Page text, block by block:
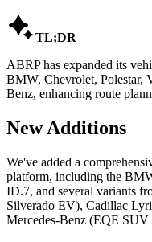
TL;DR
ABRP has expanded its
BMW, Chevrolet, Polestar,
Benz, enhancing route
New Additions
We've added a
platform, including the
ID.7, and several variants
Silverado EV), Cadillac
Mercedes-Benz (EQE